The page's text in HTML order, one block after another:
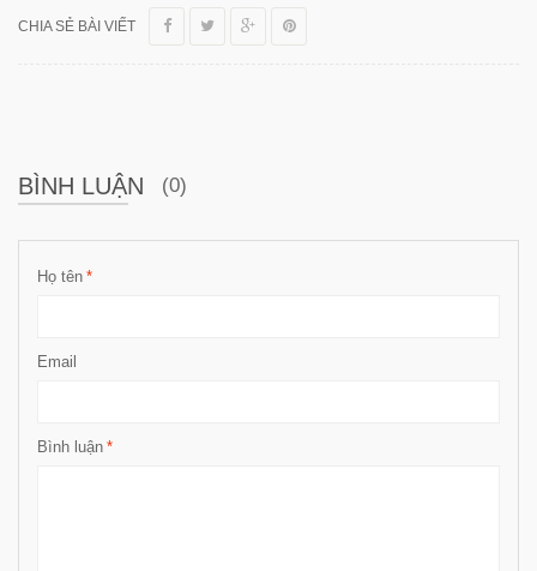
CHIA SẺ BÀI VIẾT
BÌNH LUẬN (0)
*
Họ tên
Email
*
Bình luận